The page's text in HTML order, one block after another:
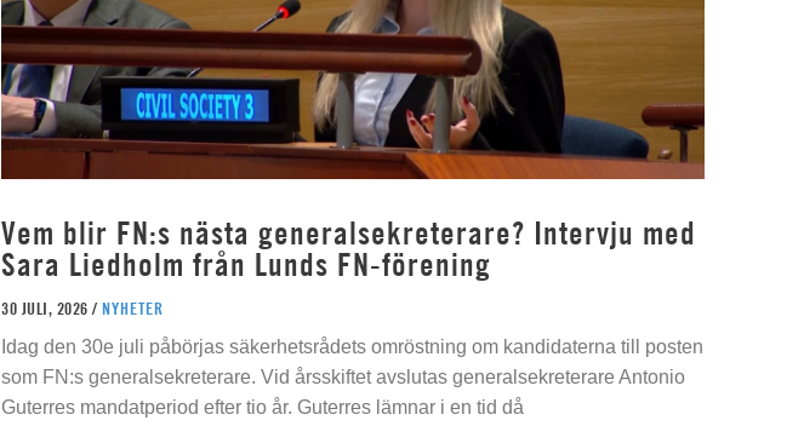
Vem blir FN:s nästa generalsekreterare? Intervju med
Sara Liedholm från Lunds FN-förening
30 JULI, 2026 / NYHETER
Idag den 30e juli påbörjas säkerhetsrådets omröstning om kandidaterna till posten
som FN:s generalsekreterare. Vid årsskiftet avslutas generalsekreterare Antonio
Guterres mandatperiod efter tio år. Guterres lämnar i en tid då